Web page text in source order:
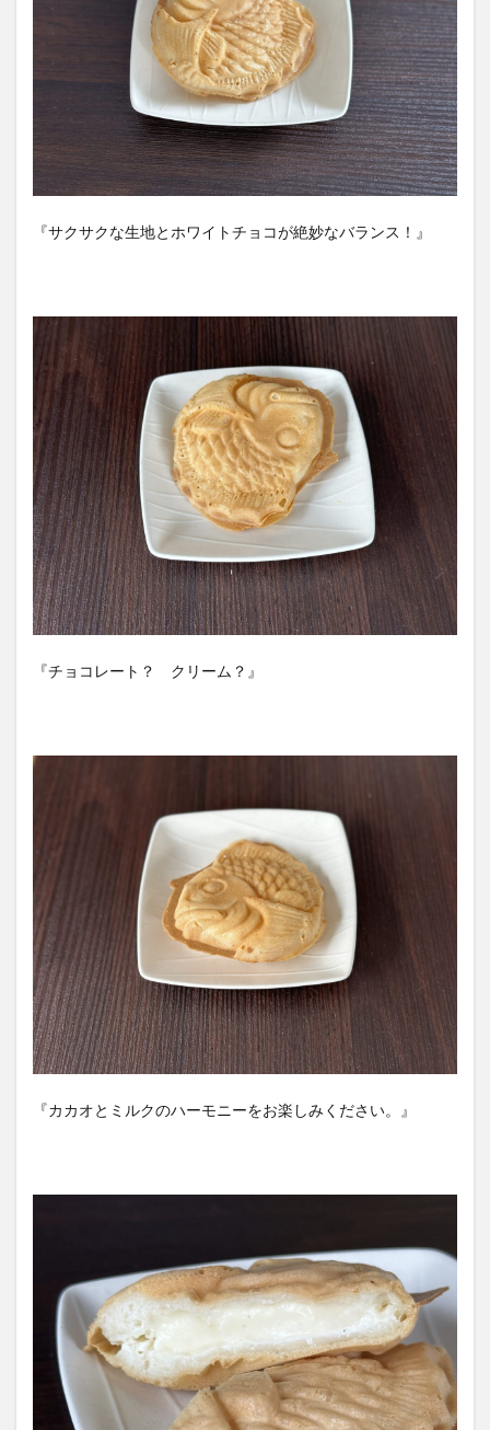
『サクサクな生地とホワイトチョコが絶妙なバランス！』
『チョコレート？ クリーム？』
『カカオとミルクのハーモニーをお楽しみください。』